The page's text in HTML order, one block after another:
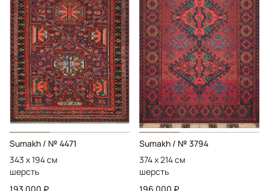
Sumakh / № 4471
343 x 194 см
шерсть
Sumakh / № 3794
374 x 214 см
шерсть